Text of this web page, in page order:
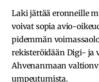
Laki jättää eronneille
voivat sopia avio-
pidemmän
rekisteröidään Digi- ja
Ahvenanmaan
umpeutumista.